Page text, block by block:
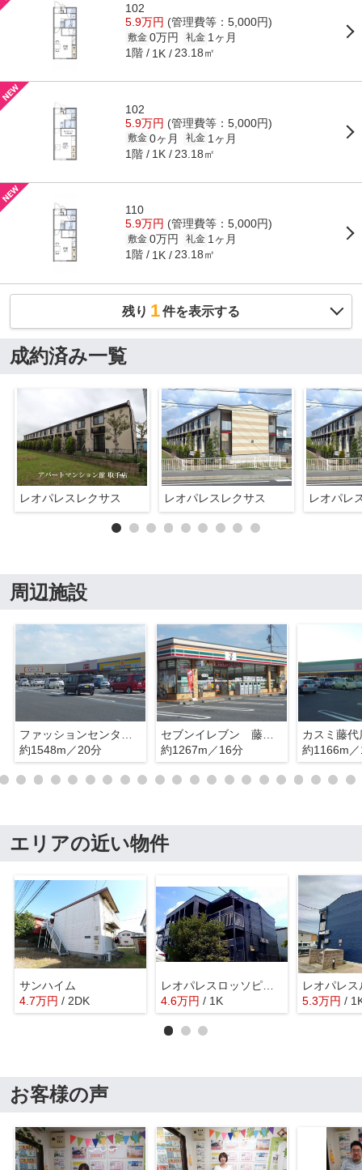
102
5.9万円 (管理費等：5,000円)
敷金 0万円 礼金 1ヶ月
1階 1K 23.18㎡
102
5.9万円 (管理費等：5,000円)
敷金 0ヶ月 礼金 1ヶ月
1階 1K 23.18㎡
110
5.9万円 (管理費等：5,000円)
敷金 0万円 礼金 1ヶ月
1階 1K 23.18㎡
残り 1件を表示する
成約済み一覧
レオパレスレクサス レオパレスレクサス レオパレ
周辺施設
約1548m／20分
セブンイレブン 藤代駅南口店
約1267m／16分
カスミ藤代
約1166m
エリアの近い物件
サンハイム
4.7万円 / 2DK
レオパレスロッソピアンコⅡ
4.6万円 / 1K
レオパレ
5.3万円 /
お客様の声